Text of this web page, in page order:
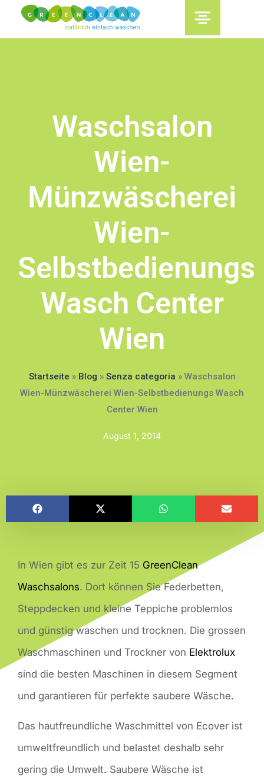
content
Waschsalon
Wien-
Münzwäscherei
Wien-
Selbstbedienungs
Wasch Center
Wien
Startseite » Blog » Senza categoria » Waschsalon
Wien-Münzwäscherei Wien-Selbstbedienungs Wasch
Center Wien
August 1, 2014
In Wien gibt es zur Zeit 15 GreenClean
Waschsalons. Dort können Sie Federbetten,
Steppdecken und kleine Teppiche problemlos
und günstig waschen und trocknen. Die grossen
Waschmaschinen und Trockner von Elektrolux
sind die besten Maschinen in diesem Segment
und garantieren für perfekte saubere Wäsche.
Das hautfreundliche Waschmittel von Ecover ist
umweltfreundlich und belastet deshalb sehr
gering die Umwelt. Saubere Wäsche ist